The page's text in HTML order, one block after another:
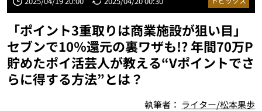
「ポイント3重取りは商業施設が狙い目」
セブンで10％還元の裏ワザも!? 年間70万P
貯めたポイ活芸人が教える“Vポイントでさ
らに得する方法”とは？
執筆者： ライター/松本果歩